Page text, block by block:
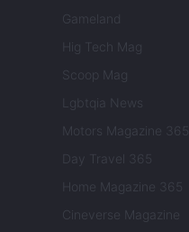
Gameland
Hig Tech Mag
Scoop Mag
Lgbtqia News
Motors Magazine 365
Day Travel 365
Home Magazine 365
Cineverse Magazine